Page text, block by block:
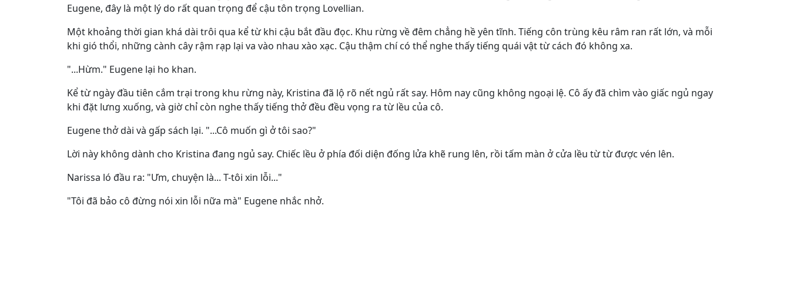
Eugene, đây là một lý do rất quan trọng để cậu tôn trọng Lovellian.
Một khoảng thời gian khá dài trôi qua kể từ khi cậu bắt đầu đọc. Khu rừng về đêm chẳng hề yên tĩnh. Tiếng côn trùng kêu râm ran rất lớn, và mỗi
khi gió thổi, những cành cây rậm rạp lại va vào nhau xào xạc. Cậu thậm chí có thể nghe thấy tiếng quái vật từ cách đó không xa.
"...Hừm." Eugene lại ho khan.
Kể từ ngày đầu tiên cắm trại trong khu rừng này, Kristina đã lộ rõ nết ngủ rất say. Hôm nay cũng không ngoại lệ. Cô ấy đã chìm vào giấc ngủ ngay
khi đặt lưng xuống, và giờ chỉ còn nghe thấy tiếng thở đều đều vọng ra từ lều của cô.
Eugene thở dài và gấp sách lại. "...Cô muốn gì ở tôi sao?"
Lời này không dành cho Kristina đang ngủ say. Chiếc lều ở phía đối diện đống lửa khẽ rung lên, rồi tấm màn ở cửa lều từ từ được vén lên.
Narissa ló đầu ra: "Ưm, chuyện là... T-tôi xin lỗi..."
"Tôi đã bảo cô đừng nói xin lỗi nữa mà" Eugene nhắc nhở.